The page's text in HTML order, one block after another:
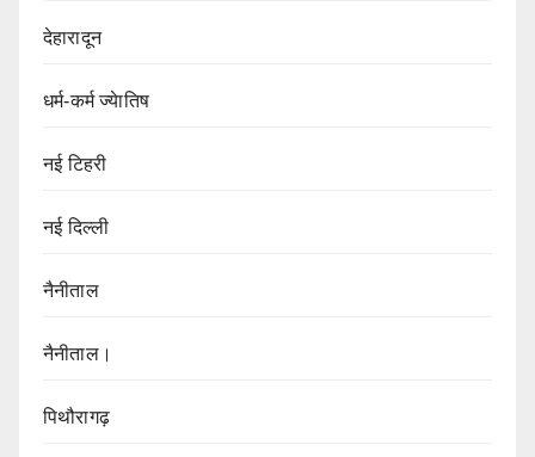
देहारादून
धर्म-कर्म ज्येातिष
नई टिहरी
नई दिल्ली
नैनीताल
नैनीताल।
पिथौरागढ़